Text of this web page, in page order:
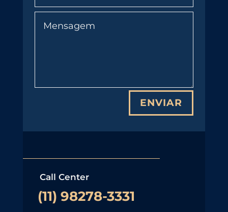
ENVIAR
Call Center
(11) 98278-3331